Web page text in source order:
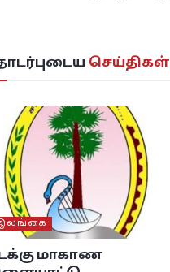
செய்திகள்
மாகாண